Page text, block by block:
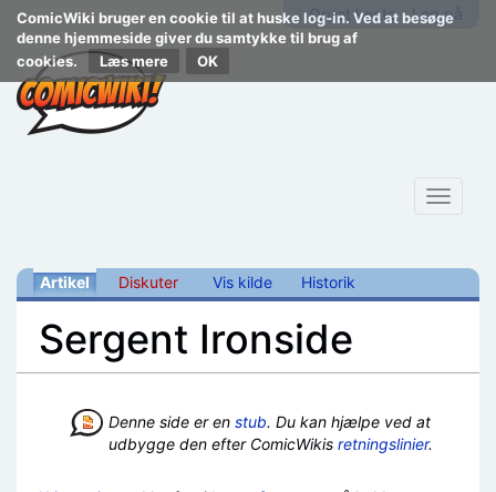
ComicWiki bruger en cookie til at huske log-in. Ved at besøge
denne hjemmeside giver du samtykke til brug af
cookies.
Læs mere
Opret konto Log på
Toggle
Artikel Diskuter Vis kilde Historik
Sergent Ironside
Denne side er en stub. Du kan hjælpe ved at
udbygge den efter ComicWikis retningslinier.